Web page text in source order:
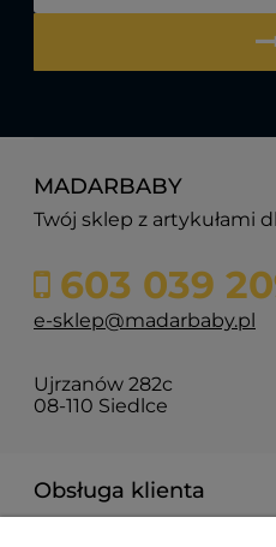
MADARBABY
Twój sklep z artykułami
603 039
e-sklep@madarbaby.pl
Ujrzanów 282c
08-110 Siedlce
Obsługa klienta